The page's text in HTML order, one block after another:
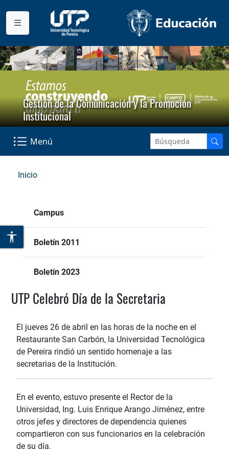
Gestión de la Comunicación y la Promoción
Institucional
Menú
Inicio
Campus
Boletín 2011
Boletín 2023
UTP Celebró Día de la Secretaria
El jueves 26 de abril en las horas de la noche en el
Restaurante San Carbón, la Universidad Tecnológica
de Pereira rindió un sentido homenaje a las
secretarias de la Institución.
En el evento, estuvo presente el Rector de la
Universidad, Ing. Luis Enrique Arango Jiménez, entre
otros jefes y directores de dependencia quienes
compartieron con sus funcionarios en la celebración
de su día.